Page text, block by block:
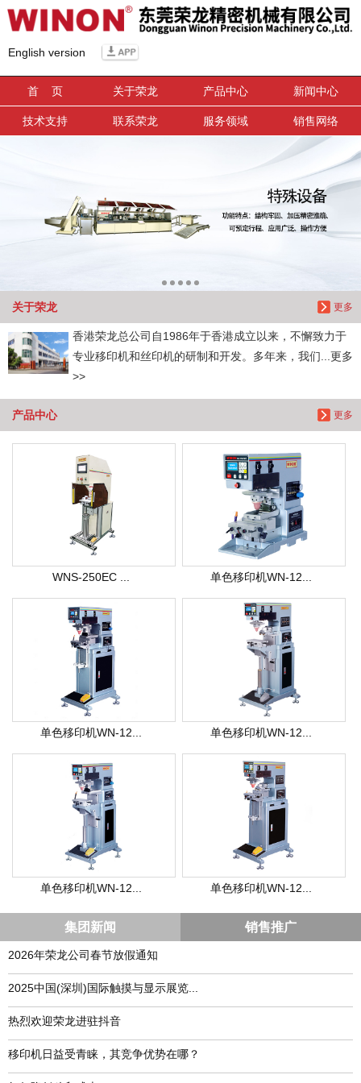
English version
首 页 关于荣龙 产品中心 新闻中心
技术支持 联系荣龙 服务领域 销售网络
更多
关于荣龙
香港荣龙总公司自1986年于香港成立以来，不懈致力于
专业移印机和丝印机的研制和开发。多年来，我们...更多
>>
更多
产品中心
WNS-250EC ... 单色移印机WN-12...
单色移印机WN-12... 单色移印机WN-12...
单色移印机WN-12... 单色移印机WN-12...
集团新闻 销售推广
2026年荣龙公司春节放假通知
​2025中国(深圳)国际触摸与显示展览...
热烈欢迎荣龙进驻抖音
移印机日益受青睐，其竞争优势在哪？
信息搜索
搜索